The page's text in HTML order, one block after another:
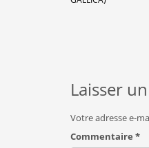
Laisser
Votre adresse e-
Commentaire *